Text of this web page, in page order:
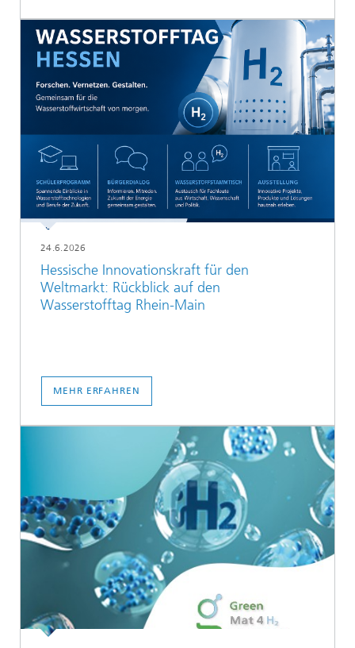
24.6.2026
Hessische Innovationskraft für den
Weltmarkt: Rückblick auf den
Wasserstofftag Rhein-Main
MEHR ERFAHREN